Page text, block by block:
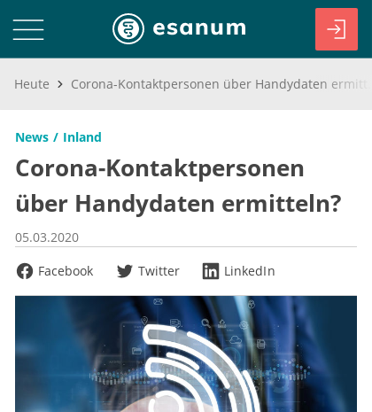
Heute
News Inland
Corona-Kontaktpersonen
über Handydaten ermitteln?
05.03.2020
Facebook
Twitter LinkedIn